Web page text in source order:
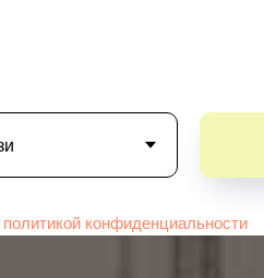
политикой конфиденциальности